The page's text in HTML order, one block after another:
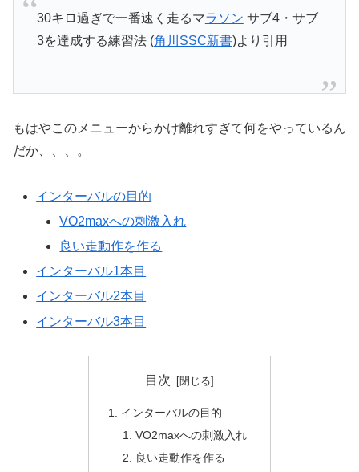
30キロ過ぎで一番速く走るマラソン サブ4・サブ
3を達成する練習法 (角川SSC新書)より引用
もはやこのメニューからかけ離れすぎて何をやっているん
だか、、、。
インターバルの目的
VO2maxへの刺激入れ
良い走動作を作る
インターバル1本目
インターバル2本目
インターバル3本目
目次
インターバルの目的
VO2maxへの刺激入れ
良い走動作を作る